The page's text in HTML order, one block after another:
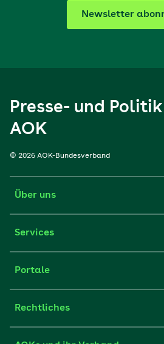
Newsletter
Presse- und
AOK
© 2026 AOK-Bundesverband
Über uns
Services
Portale
Rechtliches